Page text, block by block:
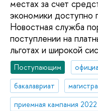
местах за счет
экономики доступно
Новостная служба
поступлении на
льготах и широкой
Поступающим
бакалавриат
приемная кампания 2022